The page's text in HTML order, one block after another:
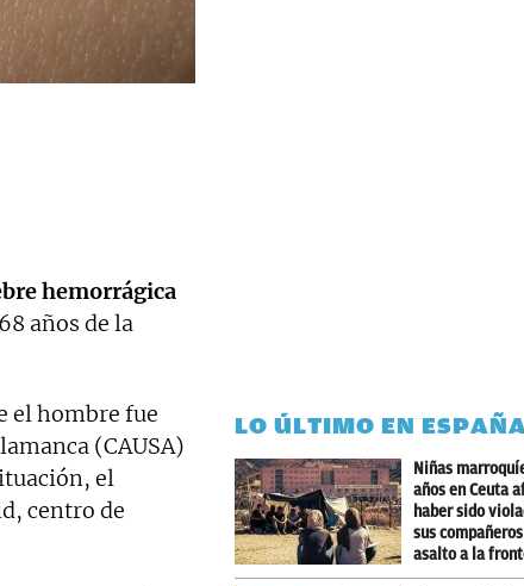
hemorrágica
años de la
el hombre fue
(CAUSA)
el
centro de
LO ÚLTIMO EN
Niñas
años en Ceuta
haber sido
sus
asalto a la